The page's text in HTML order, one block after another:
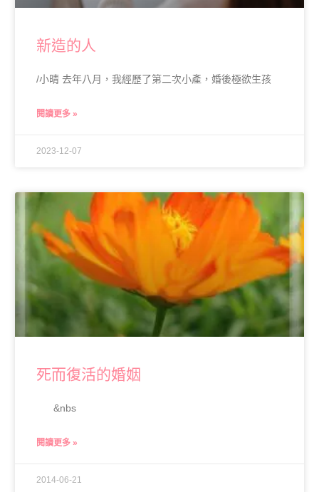
新造的人
/小晴 去年八月，我經歷了第二次小產，婚後極欲生孩
閱讀更多 »
2023-12-07
死而復活的婚姻
&nbs
閱讀更多 »
2014-06-21